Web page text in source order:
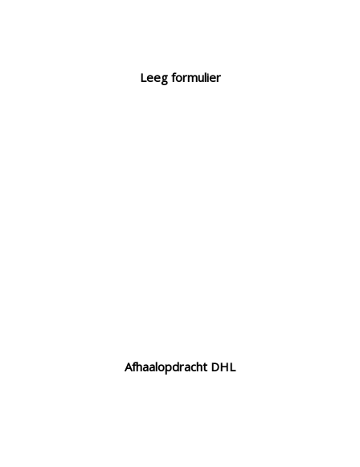
Leeg formulier
Afhaalopdracht DHL